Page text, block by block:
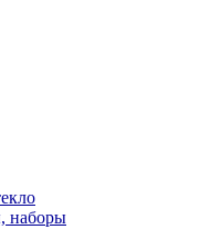
наборы